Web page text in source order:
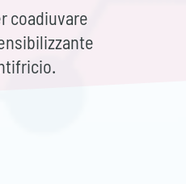
coadiuvare